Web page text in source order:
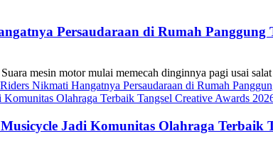
Persaudaraan di Rumah Panggung
mesin motor mulai memecah dinginnya pagi usai salat
Nikmati Hangatnya Persaudaraan di Rumah
Olahraga Terbaik Tangsel Creative Awards
Jadi Komunitas Olahraga Terbaik